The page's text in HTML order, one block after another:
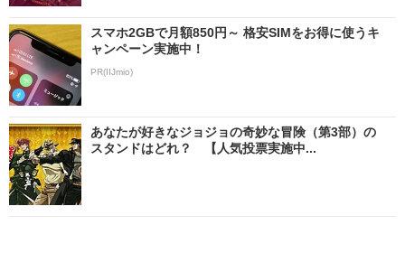
スマホ2GBで月額850円～ 格安SIMをお得に使うキ
ャンペーン実施中！
PR(IIJmio)
あなたが好きなジョジョの奇妙な冒険（第3部）の
スタンドはどれ？ 【人気投票実施中...